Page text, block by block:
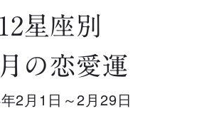
12星座別
の恋愛運
2月1日～2月29日